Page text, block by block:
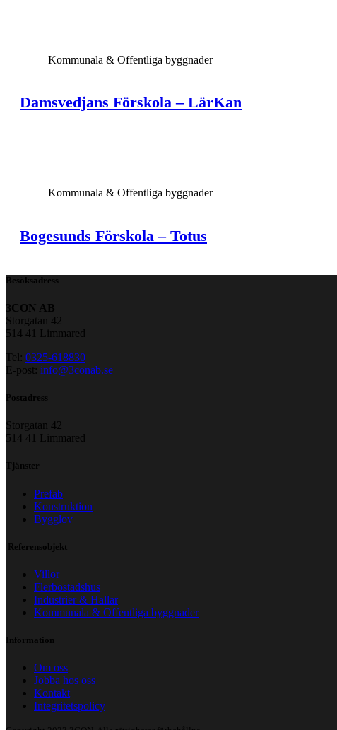
Kommunala & Offentliga byggnader
Damsvedjans Förskola – LärKan
Kommunala & Offentliga byggnader
Bogesunds Förskola – Totus
Besöksadress
3CON AB
Storgatan 42
514 41 Limmared
Tel: 0325-618830
E-post: info@3conab.se
Postadress
Storgatan 42
514 41 Limmared
Tjänster
Prefab
Konstruktion
Bygglov
Referensobjekt
Villor
Flerbostadshus
Industrier & Hallar
Kommunala & Offentliga byggnader
Information
Om oss
Jobba hos oss
Kontakt
Integritetspolicy